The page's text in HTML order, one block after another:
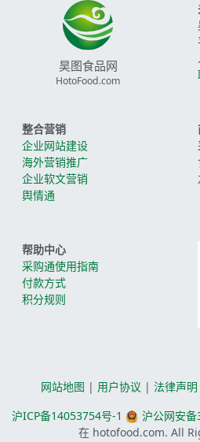
息咨询；投资兴办
报）；保健食品的
售。（以上项目
决定规定在登记前
限制的项目须取得
昊图食品网
HotoFood.com
整合营销
企业网站建设
海外营销推广
企业软文营销
舆情通
帮助中心
采购通使用指南
付款方式
积分规则
网站地图 | 用户协议 | 法律声明
沪ICP备14053754号-1
沪公网安
在 hotofood.com. All